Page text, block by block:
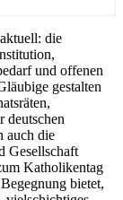
die
und offenen
gestalten
deutschen
auch die
Gesellschaft
Katholikentag
bietet,